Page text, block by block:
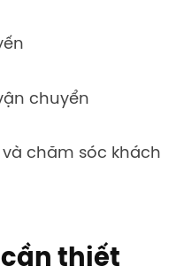
chuyển
chăm sóc khách
thiết